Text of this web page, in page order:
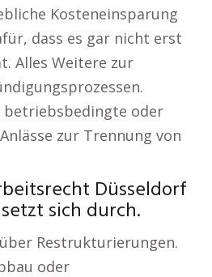
Kosteneinsparung
dass es gar nicht erst
Alles Weitere zur
betriebsbedingte oder
zur Trennung von
Düsseldorf
sich durch.
Restrukturierungen.
oder